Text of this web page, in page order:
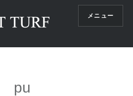
メニュー
pu